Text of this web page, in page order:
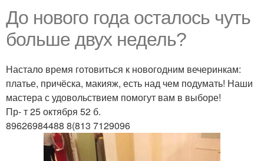
До нового года осталось чуть
больше двух недель?
Настало время готовиться к новогодним вечеринкам:
платье, причёска, макияж, есть над чем подумать! Наши
мастера с удовольствием помогут вам в выборе!
Пр- т 25 октября 52 б.
89626984488 8(813 7129096